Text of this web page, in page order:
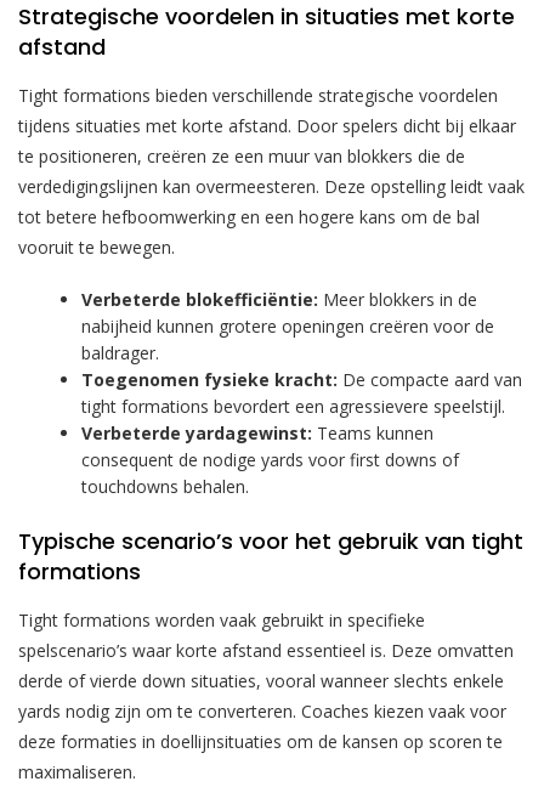
Strategische voordelen in situaties met korte
afstand
Tight formations bieden verschillende strategische voordelen
tijdens situaties met korte afstand. Door spelers dicht bij elkaar
te positioneren, creëren ze een muur van blokkers die de
verdedigingslijnen kan overmeesteren. Deze opstelling leidt vaak
tot betere hefboomwerking en een hogere kans om de bal
vooruit te bewegen.
Verbeterde blokefficiëntie: Meer blokkers in de
nabijheid kunnen grotere openingen creëren voor de
baldrager.
Toegenomen fysieke kracht: De compacte aard van
tight formations bevordert een agressievere speelstijl.
Verbeterde yardagewinst: Teams kunnen
consequent de nodige yards voor first downs of
touchdowns behalen.
Typische scenario’s voor het gebruik van tight
formations
Tight formations worden vaak gebruikt in specifieke
spelscenario’s waar korte afstand essentieel is. Deze omvatten
derde of vierde down situaties, vooral wanneer slechts enkele
yards nodig zijn om te converteren. Coaches kiezen vaak voor
deze formaties in doellijnsituaties om de kansen op scoren te
maximaliseren.